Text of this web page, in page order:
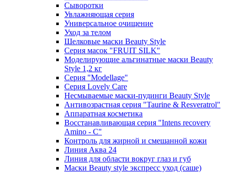
Сыворотки
Увлажняющая серия
Универсальное очищение
Уход за телом
Шелковые маски Beauty Style
Серия масок "FRUIT SILK"
Моделирующие альгинатные маски Beauty
Style 1,2 кг
Серия "Modellage"
Cерия Lovely Care
Несмываемые маски-пудинги Beauty Style
Антивозрастная серия "Taurine & Resveratrol"
Аппаратная косметика
Восстанавливающая серия "Intens recovery
Amino - C"
Контроль для жирной и смешанной кожи
Линия Аква 24
Линия для области вокруг глаз и губ
Маски Beauty style экспресс уход (саше)